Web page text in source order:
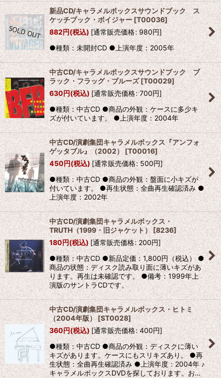
新品CD/キャラメルボックスサウンドブック ス
ケッチブック・ボイジャー[T00036]
882円(税込)[通常販売価格: 980円]
●種類：未開封CD ●上演年度：2005年
中古CD/キャラメルボックスサウンドブック ブ
ラック・フラッグ・ブルーズ[T00029]
630円(税込) [通常販売価格: 700円]
●種類：中古CD ●商品の外観：ケースに多少キ
ズが付いています。 ●上演年度：2004年
中古CD/演劇集団キャラメルボックス『アンフォ
ゲッタブル』（2002） [T00016]
450円(税込)[通常販売価格: 500円]
●種類：中古CD ●商品の外観：盤面に小キズが
付いています。 ●再生状態：全曲再生確認済み ●
上演年度：2002年
中古CD/演劇集団キャラメルボックス・
TRUTH（1999・旧ジャケット） [8236]
180円(税込)[通常販売価格: 200円]
●種類：中古CD ●新品定価：1,800円（税込） ●
商品の状態：ディスク読み取り面に薄いキズがあ
ります。再生は未確認です。 ●備考：1999年上
演版のサントラCDです。
中古CD/演劇集団キャラメルボックス・ヒトミ
（2004年版）[ST0028]
360円(税込)[通常販売価格: 400円]
●種類：中古CD ●商品の外観：ディスクに薄い
キズがあります。ケースにもスリキズあり。 ●再
生状態：全曲再生確認済み ●上演年度：2004年 ♪
キャラメルボックスDVDを探しております。お…